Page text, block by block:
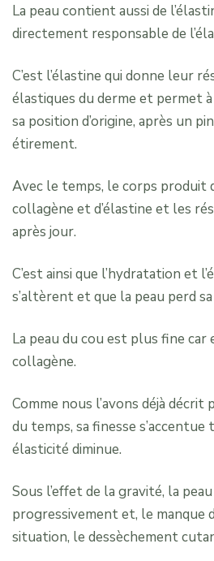
La peau contient aussi de
directement responsable de
C’est l’élastine qui donne leur
élastiques du derme et permet
sa position d’origine, après un
étirement.
Avec le temps, le corps produit
collagène et d’élastine et les
après jour.
C’est ainsi que l’hydratation et
s’altèrent et que la peau perd
La peau du cou est plus fine
collagène.
Comme nous l’avons déjà
du temps, sa finesse s’accentue
élasticité diminue.
Sous l’effet de la gravité, la peau
progressivement et, le manque
situation, le dessèchement